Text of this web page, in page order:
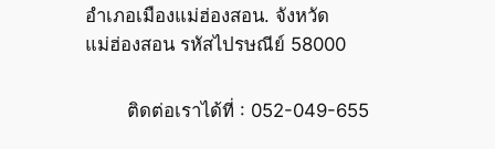
อำเภอเมืองแม่ฮ่องสอน. จังหวัด
แม่ฮ่องสอน รหัสไปรษณีย์ 58000
ติดต่อเราได้ที่ : 052-049-655